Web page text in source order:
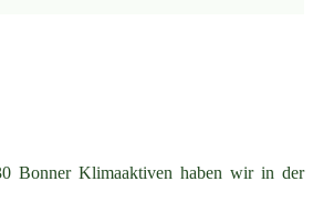
Bonner Klimaaktiven haben wir in der